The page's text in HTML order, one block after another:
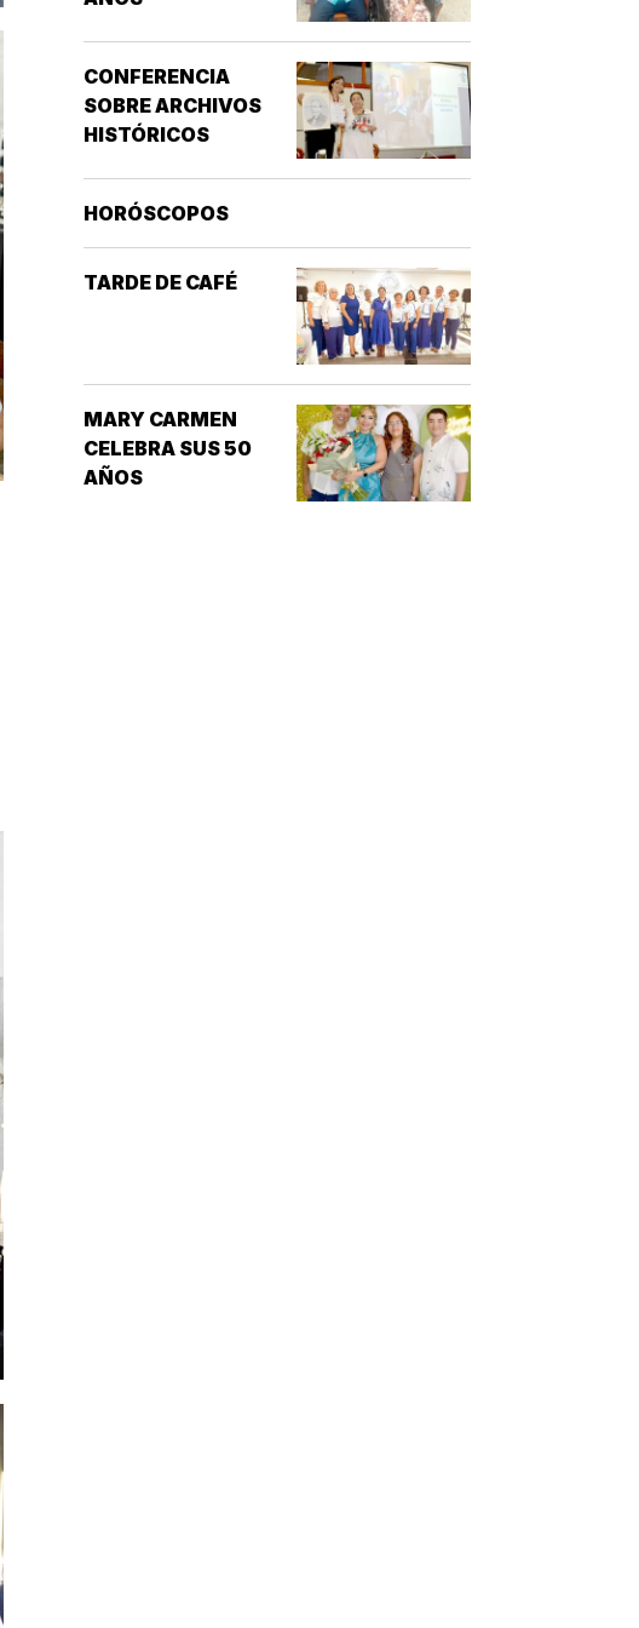
CONFERENCIA
SOBRE ARCHIVOS
HISTÓRICOS
HORÓSCOPOS
TARDE DE CAFÉ
MARY CARMEN
CELEBRA SUS 50
AÑOS